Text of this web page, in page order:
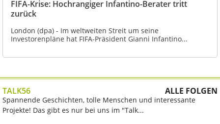
FIFA-Krise: Hochrangiger Infantino-Berater tritt
zurück
London (dpa) - Im weltweiten Streit um seine
Investorenpläne hat FIFA-Präsident Gianni Infantino...
TALK56 ALLE FOLGEN
Spannende Geschichten, tolle Menschen und interessante
Projekte! Das gibt es nur bei uns im "Talk...